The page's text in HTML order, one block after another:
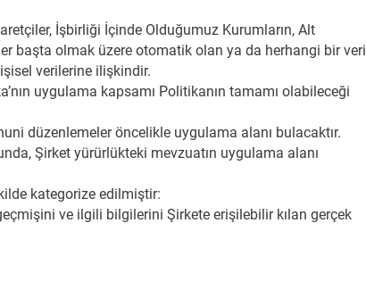
İşbirliği İçinde Olduğumuz Kurumların, Alt
başta olmak üzere otomatik olan ya da herhangi bir veri
verilerine ilişkindir.
uygulama kapsamı Politikanın tamamı olabileceği
düzenlemeler öncelikle uygulama alanı bulacaktır.
Şirket yürürlükteki mevzuatın uygulama alanı
kategorize edilmiştir:
ve ilgili bilgilerini Şirkete erişilebilir kılan gerçek